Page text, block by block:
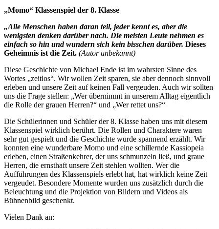
„Momo“ Klassenspiel der 8. Klasse
„Alle Menschen haben daran teil, jeder kennt es, aber die
wenigsten denken darüber nach. Die meisten Leute nehmen es
einfach so hin und wundern sich kein bisschen darüber. Dieses
Geheimnis ist die Zeit. (Autor unbekannt)
Diese Geschichte von Michael Ende ist im wahrsten Sinne des
Wortes „zeitlos“. Wir wollen Zeit sparen, sie aber dennoch sinnvoll
erleben und unsere Zeit auf keinen Fall vergeuden. Auch wir sollten
uns die Frage stellen: „Wer übernimmt in unserem Alltag eigentlich
die Rolle der grauen Herren?“ und „Wer rettet uns?“
Die Schülerinnen und Schüler der 8. Klasse haben uns mit diesem
Klassenspiel wirklich berührt. Die Rollen und Charaktere waren
sehr gut gespielt und die Geschichte wurde spannend erzählt. Wir
konnten eine wunderbare Momo und eine schillernde Kassiopeia
erleben, einen Straßenkehrer, der uns schmunzeln ließ, und graue
Herren, die ernsthaft unsere Zeit stehlen wollten. Wer die
Aufführungen des Klassenspiels erlebt hat, hat wirklich keine Zeit
vergeudet. Besondere Momente wurden uns zusätzlich durch die
Beleuchtung und die Projektion von Bildern und Videos als
Bühnenbild geschenkt.
Vielen Dank an: